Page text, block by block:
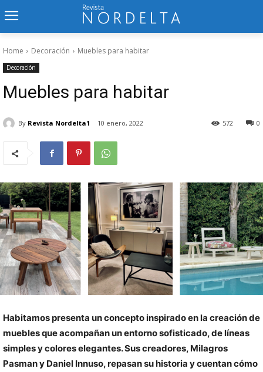
Home Decoración Muebles para habitar
Decoración
Muebles para habitar
By Revista Nordelta1 10 enero, 2022 0
572
Habitamos presenta un concepto inspirado en la creación de
muebles que acompañan un entorno sofisticado, de líneas
simples y colores elegantes. Sus creadores, Milagros
Pasman y Daniel Innuso, repasan su historia y cuentan cómo